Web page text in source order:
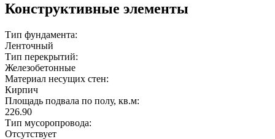
Конструктивные элементы
Тип фундамента:
Ленточный
Тип перекрытий:
Железобетонные
Материал несущих стен:
Кирпич
Площадь подвала по полу, кв.м:
226.90
Тип мусоропровода:
Отсутствует